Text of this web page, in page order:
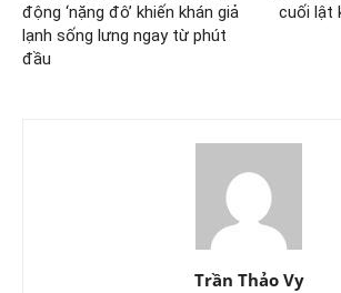
động ‘nặng đô’ khiến khán giả
lạnh sống lưng ngay từ phút
đầu
cuối lật
Trần Thảo Vy